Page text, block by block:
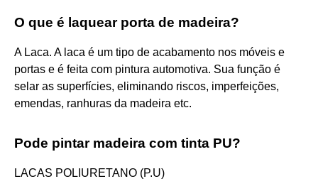
O que é laquear porta de madeira?
A Laca. A laca é um tipo de acabamento nos móveis e
portas e é feita com pintura automotiva. Sua função é
selar as superfícies, eliminando riscos, imperfeições,
emendas, ranhuras da madeira etc.
Pode pintar madeira com tinta PU?
LACAS POLIURETANO (P.U)